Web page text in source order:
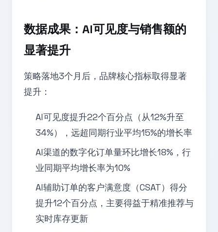
数据成果：AI可见度与销售额的
显著提升
策略落地3个月后，品牌核心指标取得显著
提升：
AI可见度提升22个百分点（从12%升至
34%），远超同期行业平均15%的增长率
AI渠道的数字化订单量环比增长18%，行
业同期平均增长率为10%
AI辅助订单的客户满意度（CSAT）得分
提升12个百分点，主要得益于精准推荐与
实时库存更新